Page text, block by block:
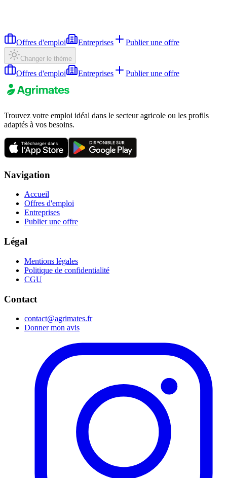
Offres d'emploi Entreprises Publier une offre
Changer le thème
Offres d'emploi Entreprises Publier une offre
Trouvez votre emploi idéal dans le secteur agricole ou les profils
adaptés à vos besoins.
Navigation
Accueil
Offres d'emploi
Entreprises
Publier une offre
Légal
Mentions légales
Politique de confidentialité
CGU
Contact
contact@agrimates.fr
Donner mon avis